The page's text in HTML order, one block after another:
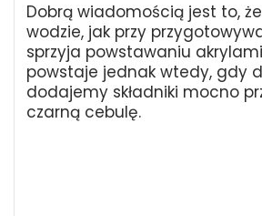
Dobrą wiadomością jest to,
wodzie, jak przy
sprzyja powstawaniu
powstaje jednak wtedy, gdy
dodajemy składniki mocno
czarną cebulę.